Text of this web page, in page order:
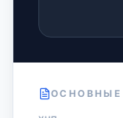
ОСНОВНЫЕ